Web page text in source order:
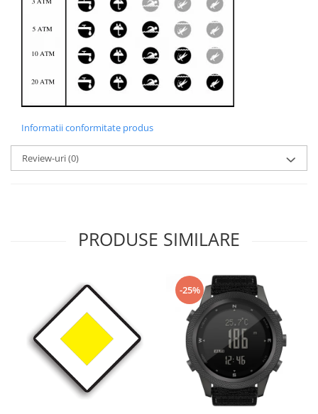
Informatii conformitate produs
Review-uri(0)
PRODUSE SIMILARE
-25%